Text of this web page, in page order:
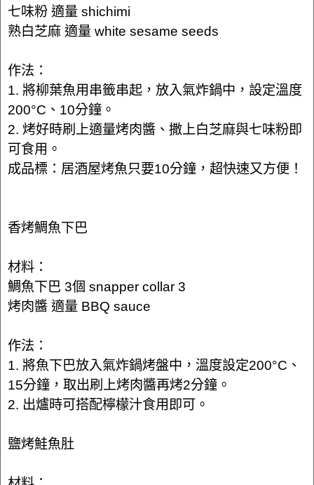
七味粉 適量 shichimi
熟白芝麻 適量 white sesame seeds
作法：
1. 將柳葉魚用串籤串起，放入氣炸鍋中，設定溫度
200°C、10分鐘。
2. 烤好時刷上適量烤肉醬、撒上白芝麻與七味粉即
可食用。
成品標：居酒屋烤魚只要10分鐘，超快速又方便！
香烤鯛魚下巴
材料：
鯛魚下巴 3個 snapper collar 3
烤肉醬 適量 BBQ sauce
作法：
1. 將魚下巴放入氣炸鍋烤盤中，溫度設定200°C、
15分鐘，取出刷上烤肉醬再烤2分鐘。
2. 出爐時可搭配檸檬汁食用即可。
鹽烤鮭魚肚